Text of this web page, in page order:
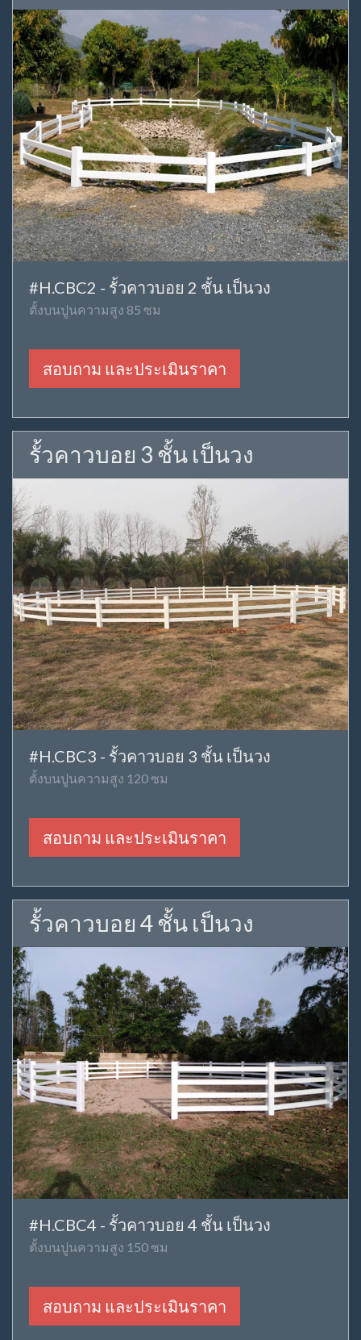
#H.CBC2 - รั้วคาวบอย 2 ชั้น เป็นวง
ตั้งบนปูนความสูง 85 ซม
สอบถาม และประเมินราคา
รั้วคาวบอย 3 ชั้น เป็นวง
#H.CBC3 - รั้วคาวบอย 3 ชั้น เป็นวง
ตั้งบนปูนความสูง 120 ซม
สอบถาม และประเมินราคา
รั้วคาวบอย 4 ชั้น เป็นวง
#H.CBC4 - รั้วคาวบอย 4 ชั้น เป็นวง
ตั้งบนปูนความสูง 150 ซม
สอบถาม และประเมินราคา